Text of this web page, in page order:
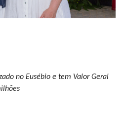
no Eusébio e tem Valor Geral